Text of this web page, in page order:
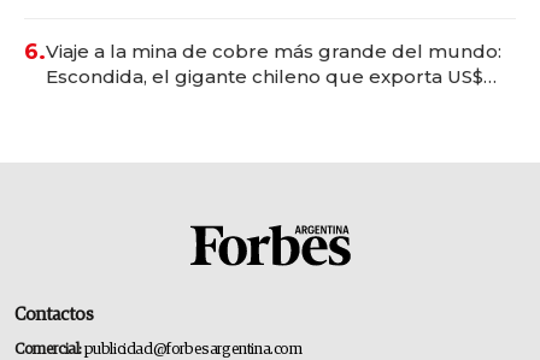
6.Viaje a la mina de cobre más grande del mundo:
Escondida, el gigante chileno que exporta US$
Contactos
Comercial:publicidad@forbesargentina.com